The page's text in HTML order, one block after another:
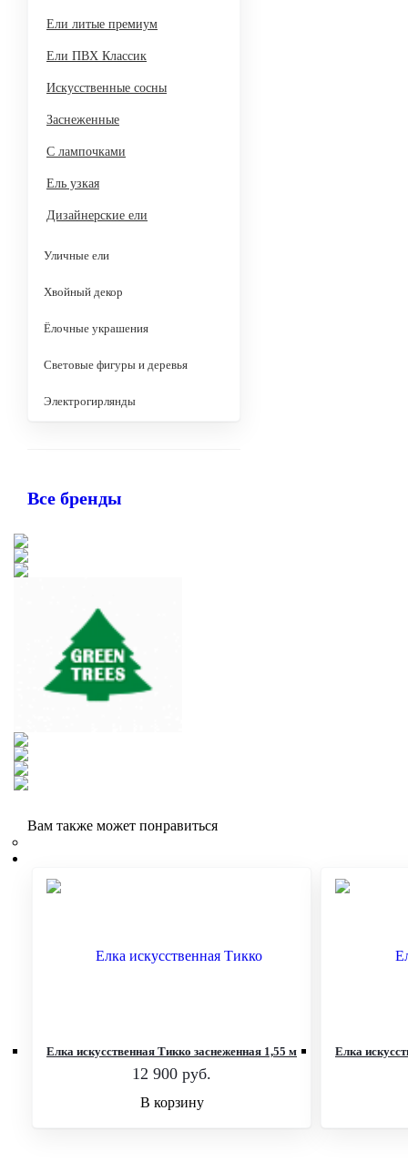
Ели литые премиум
Ели ПВХ Классик
Искусственные сосны
Заснеженные
С лампочками
Ель узкая
Дизайнерские ели
Уличные ели
Хвойный декор
Ёлочные украшения
Световые фигуры и деревья
Электрогирлянды
Все бренды
Вам также может понравиться
Елка искусственная Тикко заснеженная 1,55 м
12 900 руб.
В корзину
Елка